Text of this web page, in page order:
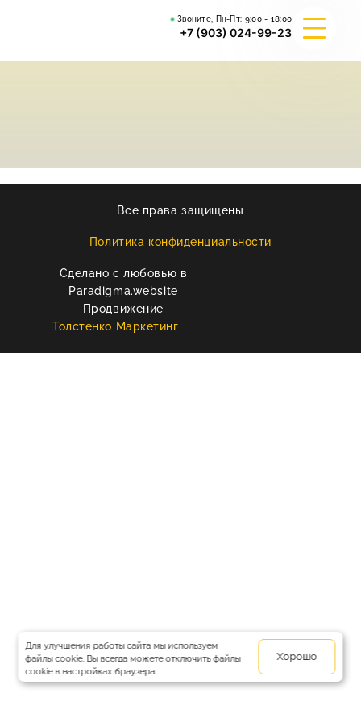
Звоните, Пн-Пт: 9:00 - 18:00
+7 (903) 024-99-23
РЕКВИЗИТЫ
КОНТАКТЫ
Все права защищены
Политика конфиденциальности
Сделано с любовью в
Paradigma.website
Продвижение
Толстенко Маркетинг
Для улучшения работы сайта мы используем
файлы cookie. Вы всегда можете отключить файлы
cookie в настройках браузера.
Хорошо